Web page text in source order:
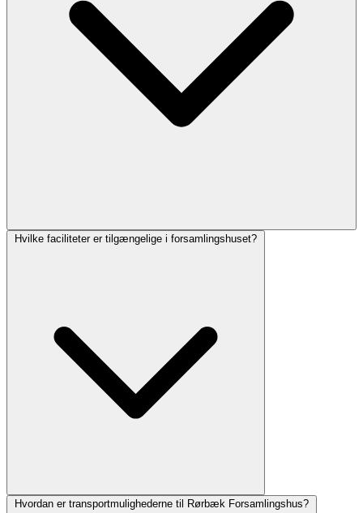
Hvilke faciliteter er tilgængelige i forsamlingshuset?
Hvordan er transportmulighederne til Rørbæk Forsamlingshus?